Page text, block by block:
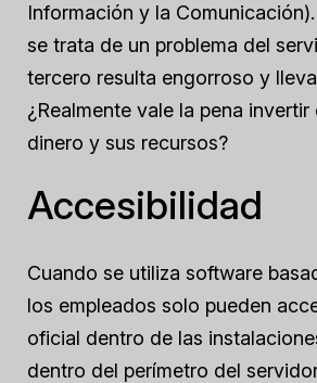
Información y la
se trata de un problema del
tercero resulta engorroso y
¿Realmente vale la pena invertir
dinero y sus recursos?
Accesibilidad
Cuando se utiliza software
los empleados solo pueden
oficial dentro de las
dentro del perímetro del